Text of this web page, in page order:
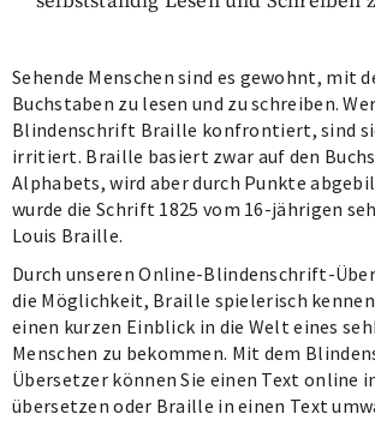
Sehende Menschen sind es gewohnt, mit
Buchstaben zu lesen und zu schreiben.
Blindenschrift Braille konfrontiert, sind
irritiert. Braille basiert zwar auf den
Alphabets, wird aber durch Punkte
wurde die Schrift 1825 vom 16-jährigen
Louis Braille.
Durch unseren Online-Blindenschrift-
die Möglichkeit, Braille spielerisch
einen kurzen Einblick in die Welt eines
Menschen zu bekommen. Mit dem
Übersetzer können Sie einen Text online
übersetzen oder Braille in einen Text